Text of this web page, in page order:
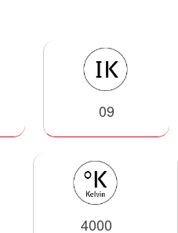
09
4000